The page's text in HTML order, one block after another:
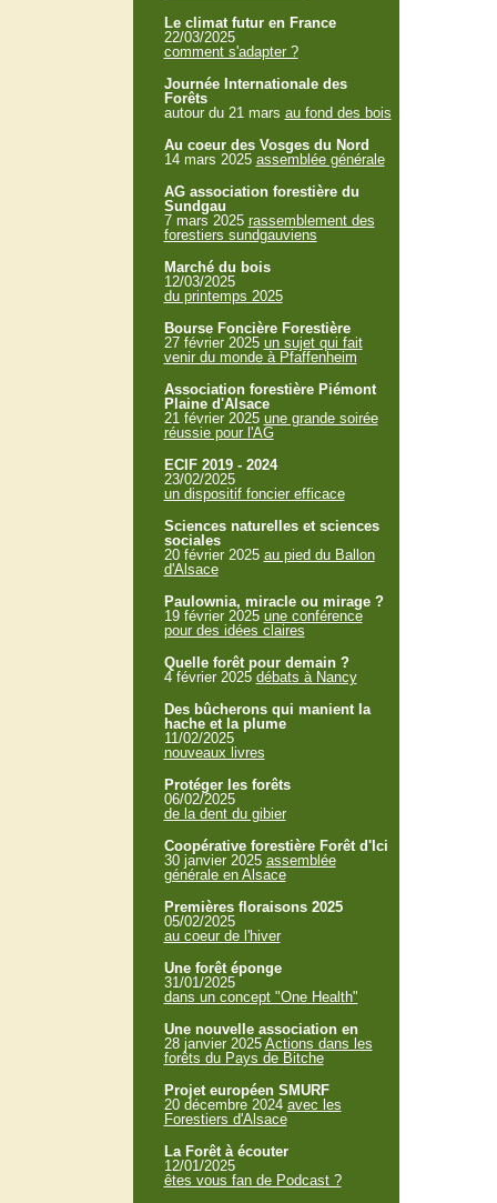
Le climat futur en France
22/03/2025
comment s'adapter ?
Journée Internationale des
Forêts
autour du 21 mars au fond des bois
Au coeur des Vosges du Nord
14 mars 2025 assemblée générale
AG association forestière du
Sundgau
7 mars 2025 rassemblement des
forestiers sundgauviens
Marché du bois
12/03/2025
du printemps 2025
Bourse Foncière Forestière
27 février 2025 un sujet qui fait
venir du monde à Pfaffenheim
Association forestière Piémont
Plaine d'Alsace
21 février 2025 une grande soirée
réussie pour l'AG
ECIF 2019 - 2024
23/02/2025
un dispositif foncier efficace
Sciences naturelles et sciences
sociales
20 février 2025 au pied du Ballon
d'Alsace
Paulownia, miracle ou mirage ?
19 février 2025 une conférence
pour des idées claires
Quelle forêt pour demain ?
4 février 2025 débats à Nancy
Des bûcherons qui manient la
hache et la plume
11/02/2025
nouveaux livres
Protéger les forêts
06/02/2025
de la dent du gibier
Coopérative forestière Forêt d'Ici
30 janvier 2025 assemblée
générale en Alsace
Premières floraisons 2025
05/02/2025
au coeur de l'hiver
Une forêt éponge
31/01/2025
dans un concept "One Health"
Une nouvelle association en
28 janvier 2025 Actions dans les
forêts du Pays de Bitche
Projet européen SMURF
20 décembre 2024 avec les
Forestiers d'Alsace
La Forêt à écouter
12/01/2025
êtes vous fan de Podcast ?